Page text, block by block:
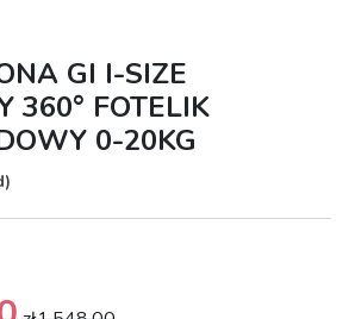
GI I-SIZE
360­° FOTELIK
0-20KG